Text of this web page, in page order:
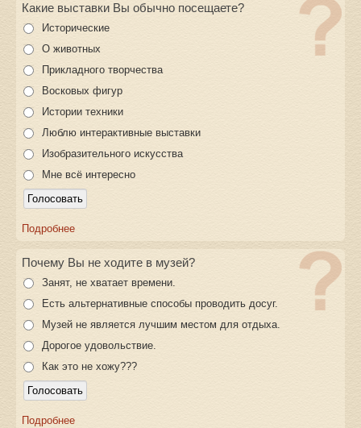
Какие выставки Вы обычно посещаете?
Исторические
О животных
Прикладного творчества
Восковых фигур
Истории техники
Люблю интерактивные выставки
Изобразительного искусства
Мне всё интересно
Подробнее
Почему Вы не ходите в музей?
Занят, не хватает времени.
Есть альтернативные способы проводить досуг.
Музей не является лучшим местом для отдыха.
Дорогое удовольствие.
Как это не хожу???
Подробнее